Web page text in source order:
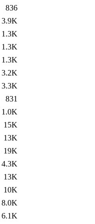
836
3.9K
1.3K
1.3K
1.3K
3.2K
3.3K
831
1.0K
15K
13K
19K
4.3K
13K
10K
8.0K
6.1K